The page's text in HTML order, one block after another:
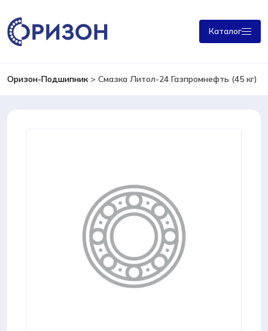
Каталог
Оризон-Подшипник> Смазка Литол-24 Газпромнефть (45 кг)